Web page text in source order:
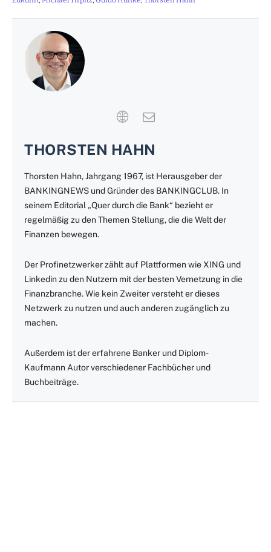
THORSTEN HAHN
Thorsten Hahn, Jahrgang 1967, ist Herausgeber der
BANKINGNEWS und Gründer des BANKINGCLUB. In
seinem Editorial „Quer durch die Bank“ bezieht er
regelmäßig zu den Themen Stellung, die die Welt der
Finanzen bewegen.
Der Profinetzwerker zählt auf Plattformen wie XING und
Linkedin zu den Nutzern mit der besten Vernetzung in die
Finanzbranche. Wie kein Zweiter versteht er dieses
Netzwerk zu nutzen und auch anderen zugänglich zu
machen.
Außerdem ist der erfahrene Banker und Diplom-
Kaufmann Autor verschiedener Fachbücher und
Buchbeiträge.